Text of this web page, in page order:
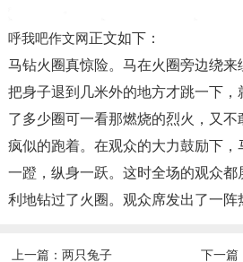
呼我吧作文网正文如下：
马钻火圈真惊险。马在火圈旁边绕来
把身子退到几米外的地方才跳一下
了多少圈可一看那燃烧的烈火，又不
疯似的跑着。在观众的大力鼓励下，
一蹬，纵身一跃。这时全场的观众都
利地钻过了火圈。观众席发出了一阵
上一篇：两只兔子 下一篇